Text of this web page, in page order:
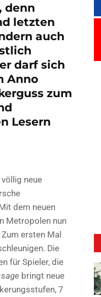
denn
letzten
auch
darf sich
Anno
zum
Lesern
neue
dem neuen
Metropolen nun
ersten Mal
Die
für Spieler, die
bringt neue
7